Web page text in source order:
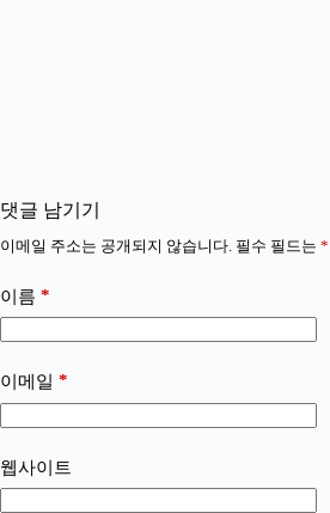
댓글 남기기
이메일 주소는 공개되지 않습니다. 필수 필드는 *
이름 *
이메일 *
웹사이트